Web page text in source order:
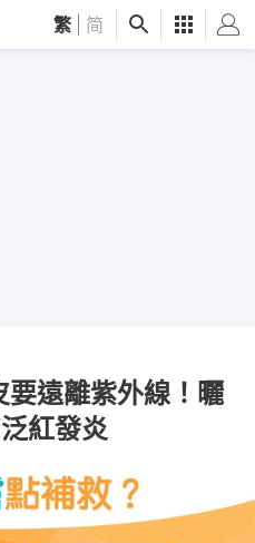
繁 简
遠離紫外線！曬
紅發炎